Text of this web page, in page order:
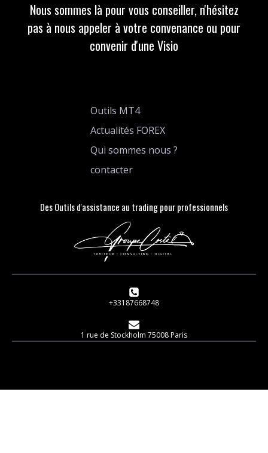
Nous sommes là pour vous conseiller, n'hésitez
pas à nous appeler à votre convenance ou pour
convenir d'une Visio
Outils MT4
Actualités FOREX
Qui sommes nous ?
contacter
Des Outils d'assistance au trading pour professionnels
+33187668748
1 rue de Stockholm 75008 Paris